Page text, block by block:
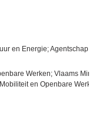
en Energie; Agentschap
Werken; Vlaams
en Openbare